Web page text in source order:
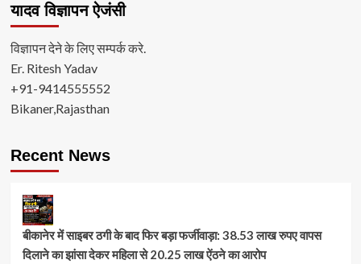
यादव विज्ञापन ऐजंसी
विज्ञापन देने के लिए सम्पर्क करे.
Er. Ritesh Yadav
+91-9414555552
Bikaner,Rajasthan
Recent News
बीकानेर में साइबर ठगी के बाद फिर बड़ा फर्जीवाड़ा: 38.53 लाख रुपए वापस
दिलाने का झांसा देकर महिला से 20.25 लाख ऐंठने का आरोप